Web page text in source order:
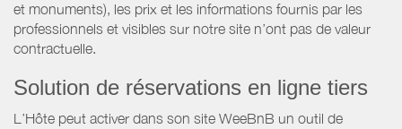
et monuments), les prix et les informations fournis par les
professionnels et visibles sur notre site n’ont pas de valeur
contractuelle.
Solution de réservations en ligne tiers
L’Hôte peut activer dans son site WeeBnB un outil de